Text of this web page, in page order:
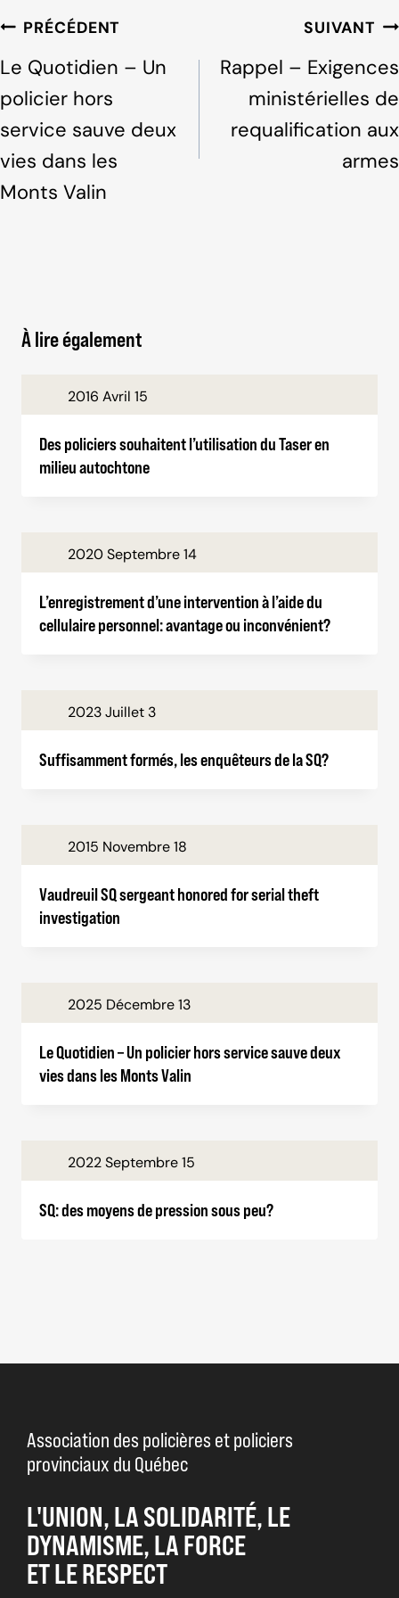
b
o
k
dI
n
Navigation
l'article
PRÉCÉDENT
Le Quotidien – Un
policier hors
service sauve deux
vies dans les
Monts Valin
SUIVANT
Rappel – Exigences
ministérielles de
requalification aux
armes
À lire également
2016 Avril 15
Des policiers souhaitent l’utilisation du Taser en
milieu autochtone
2020 Septembre 14
L’enregistrement d’une intervention à l’aide du
cellulaire personnel: avantage ou inconvénient?
2023 Juillet 3
Suffisamment formés, les enquêteurs de la SQ?
2015 Novembre 18
Vaudreuil SQ sergeant honored for serial theft
investigation
2025 Décembre 13
Le Quotidien – Un policier hors service sauve deux
vies dans les Monts Valin
2022 Septembre 15
SQ: des moyens de pression sous peu?
Association des policières et policiers
provinciaux du Québec
L'UNION, LA SOLIDARITÉ, LE
DYNAMISME, LA FORCE
ET LE RESPECT